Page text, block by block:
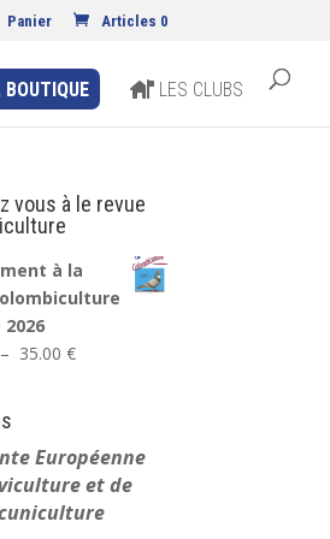
Panier Articles 0
BOUTIQUE LES CLUBS
vous à le revue
à la
– 35.00€Plage
à
35.00 €
Européenne
et de